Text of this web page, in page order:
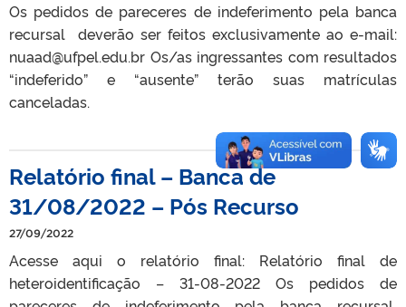
Os pedidos de pareceres de indeferimento pela banca
recursal deverão ser feitos exclusivamente ao e-mail:
nuaad@ufpel.edu.br Os/as ingressantes com resultados
“indeferido” e “ausente” terão suas matrículas
canceladas.
Relatório final – Banca de
31/08/2022 – Pós Recurso
27/09/2022
Acesse aqui o relatório final: Relatório final de
heteroidentificação – 31-08-2022 Os pedidos de